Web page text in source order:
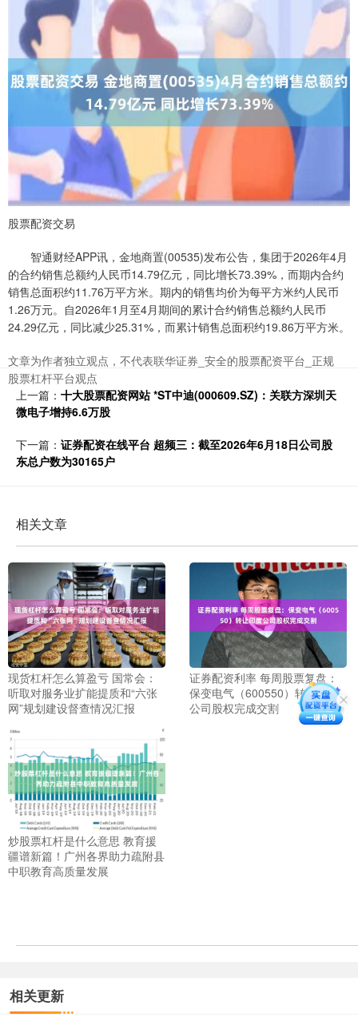
股票配资交易
智通财经APP讯，金地商置(00535)发布公告，集团于2026年4月
的合约销售总额约人民币14.79亿元，同比增长73.39%，而期内合约
销售总面积约11.76万平方米。期内的销售均价为每平方米约人民币
1.26万元。自2026年1月至4月期间的累计合约销售总额约人民币
24.29亿元，同比减少25.31%，而累计销售总面积约19.86万平方米。
文章为作者独立观点，不代表联华证券_安全的股票配资平台_正规
股票杠杆平台观点
上一篇： 十大股票配资网站 *ST中迪(000609.SZ)：关联方深圳天
微电子增持6.6万股
下一篇： 证券配资在线平台 超频三：截至2026年6月18日公司股
东总户数为30165户
相关文章
现货杠杆怎么算盈亏 国常会：
听取对服务业扩能提质和“六张
网”规划建设督查情况汇报
证券配资利率 每周股票复盘：
保变电气（600550）转让印度
公司股权完成交割
炒股票杠杆是什么意思 教育援
疆谱新篇！广州各界助力疏附县
中职教育高质量发展
相关更新